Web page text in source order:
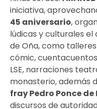
iniciativa,
45 aniversario,
lúdicas y culturales el
de Oña, como talleres
cómic,
LSE, narraciones
monasterio, además
fray Pedro Ponce de
discursos de